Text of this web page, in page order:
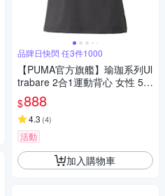
品牌日快閃 任3件1000
【PUMA官方旗艦】瑜珈系列Ul
trabare 2合1運動背心 女性 52
314301
$888
4.3 (4)
活動
加入購物車